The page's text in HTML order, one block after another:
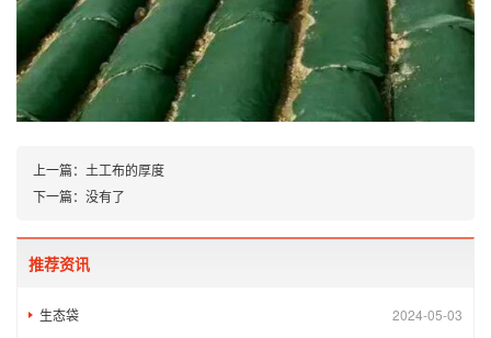
上一篇： 土工布的厚度
下一篇： 没有了
推荐资讯
2024-05-03
生态袋